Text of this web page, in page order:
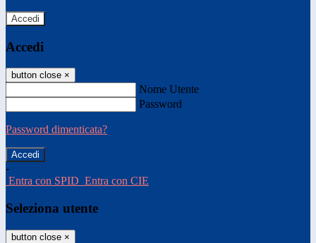
Accedi
Accedi
button close ×
Nome Utente
Password
Password dimenticata?
-
Entra con SPID Entra con CIE
Seleziona utente
button close ×